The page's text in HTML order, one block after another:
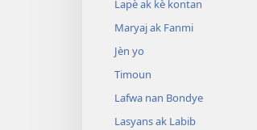
Lapè ak kè kontan
Maryaj ak Fanmi
Jèn yo
Timoun
Lafwa nan Bondye
Lasyans ak Labib